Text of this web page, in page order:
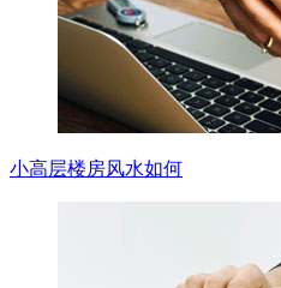
小高层楼房风水如何